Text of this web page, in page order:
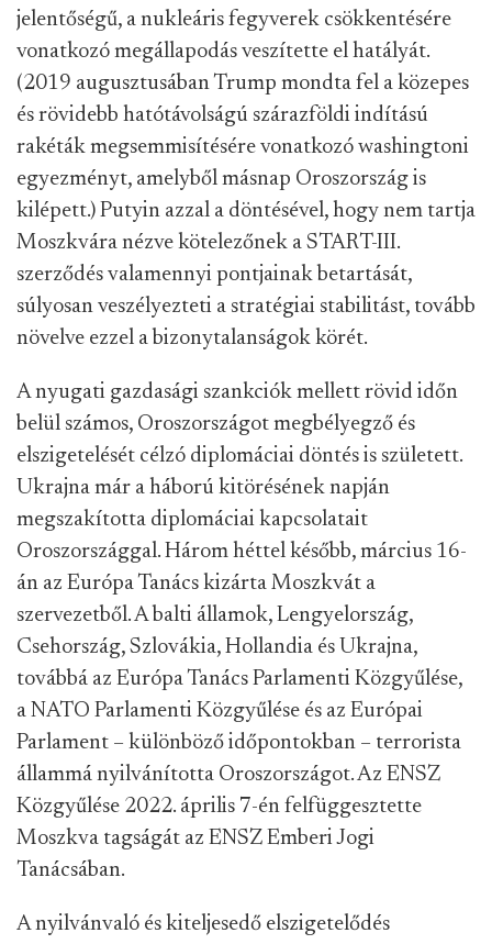
jelentőségű, a nukleáris fegyverek csökkentésére
vonatkozó megállapodás veszítette el hatályát.
(2019 augusztusában Trump mondta fel a közepes
és rövidebb hatótávolságú szárazföldi indítású
rakéták megsemmisítésére vonatkozó washingtoni
egyezményt, amelyből másnap Oroszország is
kilépett.) Putyin azzal a döntésével, hogy nem tartja
Moszkvára nézve kötelezőnek a START-III.
szerződés valamennyi pontjainak betartását,
súlyosan veszélyezteti a stratégiai stabilitást, tovább
növelve ezzel a bizonytalanságok körét.
A nyugati gazdasági szankciók mellett rövid időn
belül számos, Oroszországot megbélyegző és
elszigetelését célzó diplomáciai döntés is született.
Ukrajna már a háború kitörésének napján
megszakította diplomáciai kapcsolatait
Oroszországgal. Három héttel később, március 16-
án az Európa Tanács kizárta Moszkvát a
szervezetből. A balti államok, Lengyelország,
Csehország, Szlovákia, Hollandia és Ukrajna,
továbbá az Európa Tanács Parlamenti Közgyűlése,
a NATO Parlamenti Közgyűlése és az Európai
Parlament – különböző időpontokban – terrorista
állammá nyilvánította Oroszországot. Az ENSZ
Közgyűlése 2022. április 7-én felfüggesztette
Moszkva tagságát az ENSZ Emberi Jogi
Tanácsában.
A nyilvánvaló és kiteljesedő elszigetelődés